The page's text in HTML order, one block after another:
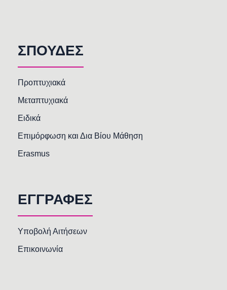
ΣΠΟΥΔΕΣ
Προπτυχιακά
Μεταπτυχιακά
Ειδικά
Επιμόρφωση και Δια Βίου Μάθηση
Erasmus
ΕΓΓΡΑΦΕΣ
Υποβολή Αιτήσεων
Επικοινωνία